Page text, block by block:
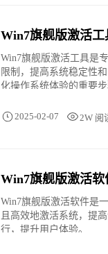
Win7旗舰版激活
Win7旗舰版激活工具是
限制，提高系统稳定性
化操作系统体验的重要步
2025-02-07 2W 阅
Win7旗舰版激活
Win7旗舰版激活软件是
且高效地激活系统，提
行，提升用户体验。